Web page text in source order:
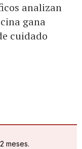
analizan
gana
cuidado
meses.